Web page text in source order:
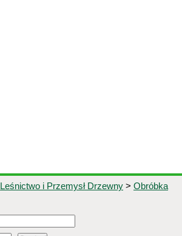
Leśnictwo i Przemysł Drzewny > Obróbka